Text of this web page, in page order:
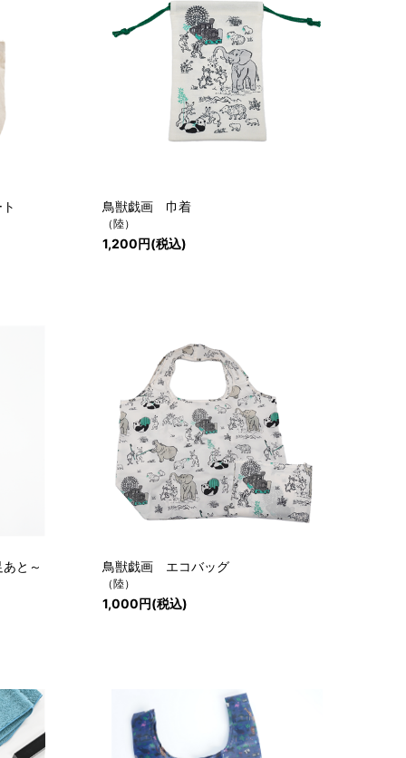
鳥獣戯画 巾着
（陸）
1,200円(税込)
あと～ 鳥獣戯画 エコバッグ
（陸）
1,000円(税込)